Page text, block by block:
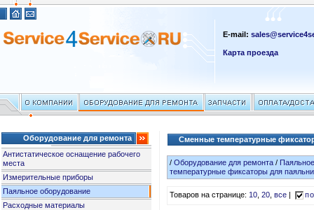
E-mail:
Карта проезда
Оборудование для ремонта
Антистатическое оснащение рабочего
места
Измерительные приборы
Паяльное оборудование
Расходные материалы
Сменные температурные
/Оборудование для ремонта /
температурные фиксаторы для
Товаров на странице:10,20,все